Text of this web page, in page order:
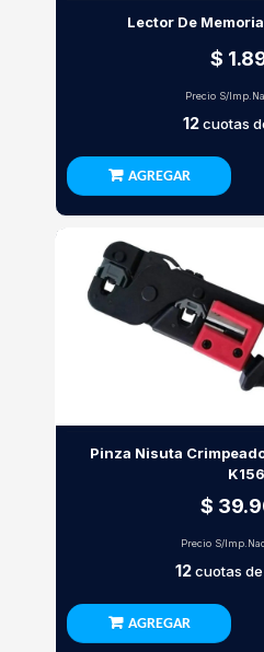
Lector De
$
Precio S/
12cuotas
AGREGAR
Pinza Nisuta
$
Precio S/
12cuotas de
AGREGAR